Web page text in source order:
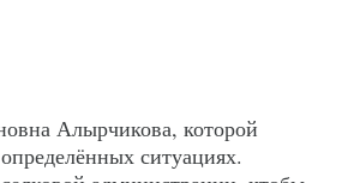
Алырчикова, которой
ситуациях.